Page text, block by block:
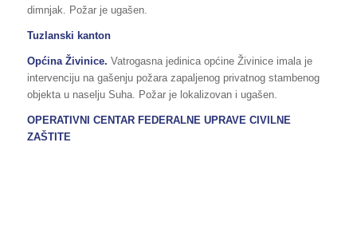
dimnjak. Požar je ugašen.
Tuzlanski kanton
Općina Živinice. Vatrogasna jedinica općine Živinice imala je
intervenciju na gašenju požara zapaljenog privatnog stambenog
objekta u naselju Suha. Požar je lokalizovan i ugašen.
OPERATIVNI CENTAR FEDERALNE UPRAVE CIVILNE
ZAŠTITE